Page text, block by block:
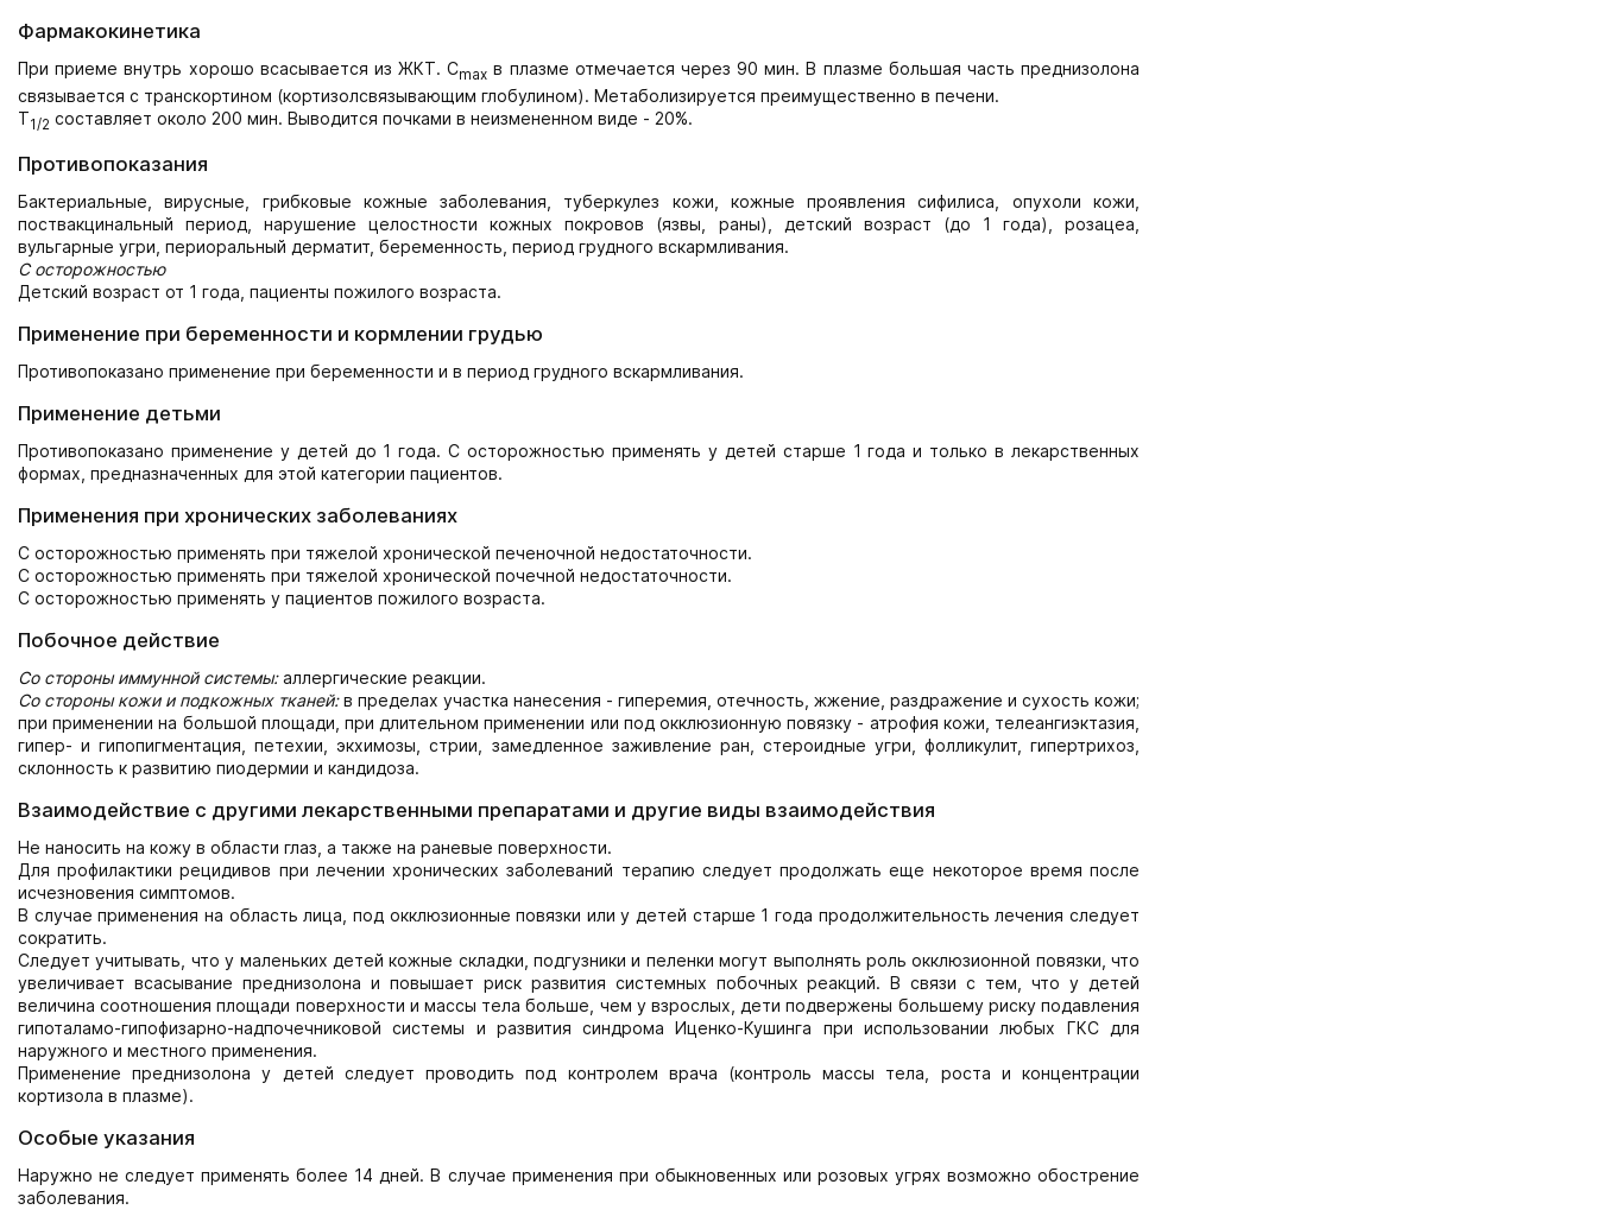
Фармакокинетика
При приеме внутрь хорошо всасывается из ЖКТ. Cmax в плазме отмечается через 90 мин. В плазме большая часть преднизолона
связывается с транскортином (кортизолсвязывающим глобулином). Метаболизируется преимущественно в печени.
T1/2 составляет около 200 мин. Выводится почками в неизмененном виде - 20%.
Противопоказания
Бактериальные, вирусные, грибковые кожные заболевания, туберкулез кожи, кожные проявления сифилиса, опухоли кожи,
поствакцинальный период, нарушение целостности кожных покровов (язвы, раны), детский возраст (до 1 года), розацеа,
вульгарные угри, периоральный дерматит, беременность, период грудного вскармливания.
С осторожностью
Детский возраст от 1 года, пациенты пожилого возраста.
Применение при беременности и кормлении грудью
Противопоказано применение при беременности и в период грудного вскармливания.
Применение детьми
Противопоказано применение у детей до 1 года. С осторожностью применять у детей старше 1 года и только в лекарственных
формах, предназначенных для этой категории пациентов.
Применения при хронических заболеваниях
С осторожностью применять при тяжелой хронической печеночной недостаточности.
С осторожностью применять при тяжелой хронической почечной недостаточности.
С осторожностью применять у пациентов пожилого возраста.
Побочное действие
Со стороны иммунной системы:аллергические реакции.
Со стороны кожи и подкожных тканей:в пределах участка нанесения - гиперемия, отечность, жжение, раздражение и сухость кожи;
при применении на большой площади, при длительном применении или под окклюзионную повязку - атрофия кожи, телеангиэктазия,
гипер- и гипопигментация, петехии, экхимозы, стрии, замедленное заживление ран, стероидные угри, фолликулит, гипертрихоз,
склонность к развитию пиодермии и кандидоза.
Взаимодействие с другими лекарственными препаратами и другие виды взаимодействия
Не наносить на кожу в области глаз, а также на раневые поверхности.
Для профилактики рецидивов при лечении хронических заболеваний терапию следует продолжать еще некоторое время после
исчезновения симптомов.
В случае применения на область лица, под окклюзионные повязки или у детей старше 1 года продолжительность лечения следует
сократить.
Следует учитывать, что у маленьких детей кожные складки, подгузники и пеленки могут выполнять роль окклюзионной повязки, что
увеличивает всасывание преднизолона и повышает риск развития системных побочных реакций. В связи с тем, что у детей
величина соотношения площади поверхности и массы тела больше, чем у взрослых, дети подвержены большему риску подавления
гипоталамо-гипофизарно-надпочечниковой системы и развития синдрома Иценко-Кушинга при использовании любых ГКС для
наружного и местного применения.
Применение преднизолона у детей следует проводить под контролем врача (контроль массы тела, роста и концентрации
кортизола в плазме).
Особые указания
Наружно не следует применять более 14 дней. В случае применения при обыкновенных или розовых угрях возможно обострение
заболевания.